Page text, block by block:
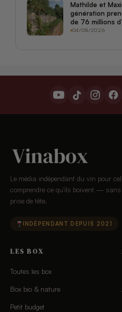
Mathilde et
génération
de 76 millions
04/08/2026
Le média indépendant du vin pour
comprendre ce qu'ils boivent —
prise de tête.
INDÉPENDANT DEPUIS 2021
LES BOX
Toutes les box
Box bio & nature
Petit budget